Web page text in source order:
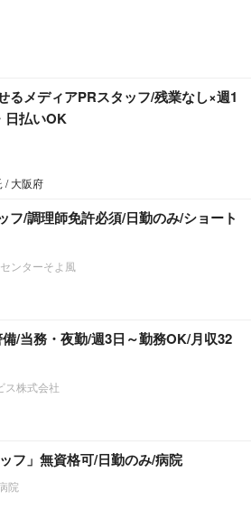
るメディアPRスタッフ/残業なし×週1
日払いOK
/ 大阪府
フ/調理師免許必須/日勤のみ/ショート
ンターそよ風
/当務・夜勤/週3日～勤務OK/月収32
ス株式会社
フ」無資格可/日勤のみ/病院
院